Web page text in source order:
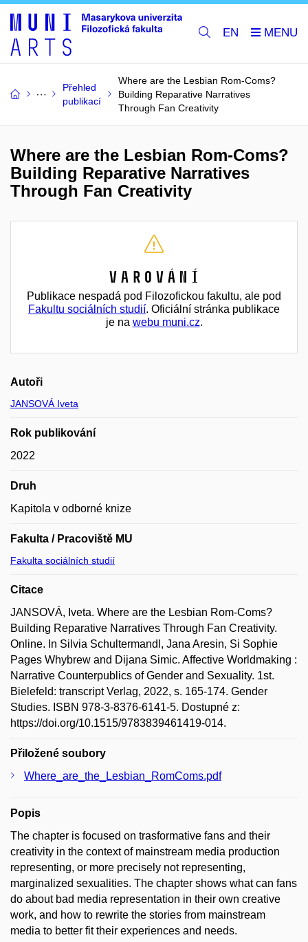
EN
Přehled
publikací
Where are the Lesbian Rom-Coms?
Building Reparative Narratives
Through Fan Creativity
Where are the Lesbian Rom-Coms?
Building Reparative Narratives
Through Fan Creativity
Varování
Publikace nespadá pod Filozofickou fakultu, ale pod
Fakultu sociálních studií. Oficiální stránka publikace
je na webu muni.cz.
Autoři
JANSOVÁ Iveta
Rok publikování
2022
Druh
Kapitola v odborné knize
Fakulta / Pracoviště MU
Fakulta sociálních studií
Citace
JANSOVÁ, Iveta. Where are the Lesbian Rom-Coms?
Building Reparative Narratives Through Fan Creativity.
Online. In Silvia Schultermandl, Jana Aresin, Si Sophie
Pages Whybrew and Dijana Simic. Affective Worldmaking :
Narrative Counterpublics of Gender and Sexuality. 1st.
Bielefeld: transcript Verlag, 2022, s. 165-174. Gender
Studies. ISBN 978-3-8376-6141-5. Dostupné z:
https://doi.org/10.1515/9783839461419-014.
Přiložené soubory
Where_are_the_Lesbian_RomComs.pdf
Popis
The chapter is focused on trasformative fans and their
creativity in the context of mainstream media production
representing, or more precisely not representing,
marginalized sexualities. The chapter shows what can fans
do about bad media representation in their own creative
work, and how to rewrite the stories from mainstream
media to better fit their experiences and needs.